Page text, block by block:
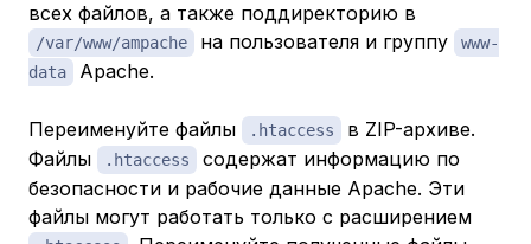
всех файлов, а также поддиректорию в
/var/www/ampache на пользователя и группу
www-
data
Apache.
Переименуйте файлы .htaccess
в ZIP-архиве.
Файлы
.htaccess
содержат информацию по
безопасности и рабочие данные Apache. Эти
файлы могут работать только с расширением